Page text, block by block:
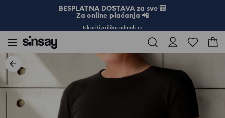
BESPLATNA DOSTAVA za sve 🎒
Za online plaćanja 📲
Iskoriti priliku odmah >>